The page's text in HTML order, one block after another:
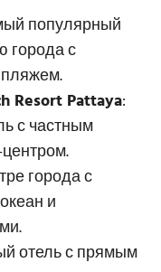
популярный
города с
Resort Pattaya:
с частным
города с
и
отель с прямым